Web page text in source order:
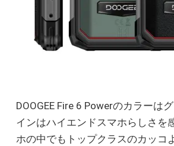
DOOGEE Fire 6 Powerのカラーは
インはハイエンドスマホらしさを
ホの中でもトップクラスのカッコ